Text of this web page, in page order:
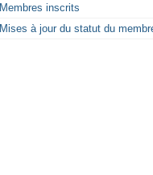
Membres inscrits
Mises à jour du statut du